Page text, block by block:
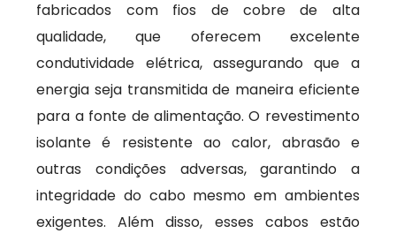
fabricados com fios de cobre de alta
qualidade, que oferecem excelente
condutividade elétrica, assegurando que a
energia seja transmitida de maneira eficiente
para a fonte de alimentação. O revestimento
isolante é resistente ao calor, abrasão e
outras condições adversas, garantindo a
integridade do cabo mesmo em ambientes
exigentes. Além disso, esses cabos estão